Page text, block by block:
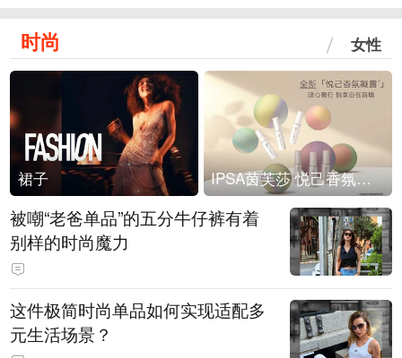
时尚 女性
裙子 IPSA茵芙莎 悦己香氛凝露上市
被嘲“老爸单品”的五分牛仔裤有着
别样的时尚魔力
这件极简时尚单品如何实现适配多
元生活场景？